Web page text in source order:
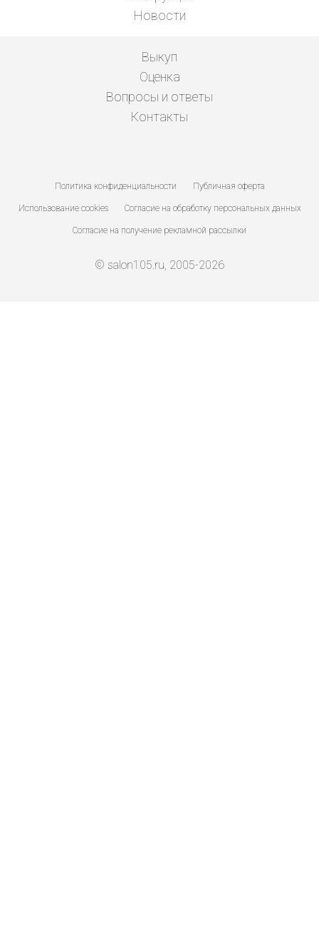
Новости
Выкуп
Оценка
Вопросы и ответы
Контакты
Политика конфиденциальности Публичная оферта
Использование cookies Согласие на обработку персональных данных
Согласие на получение рекламной рассылки
© salon105.ru, 2005-2026